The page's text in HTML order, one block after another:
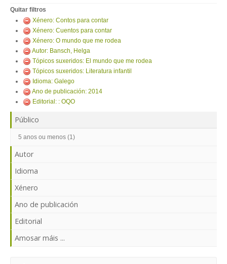
Quitar filtros
Xénero: Contos para contar
Xénero: Cuentos para contar
Xénero: O mundo que me rodea
Autor: Bansch, Helga
Tópicos suxeridos: El mundo que me rodea
Tópicos suxeridos: Literatura infantil
Idioma: Galego
Ano de publicación: 2014
Editorial: : OQO
Público
5 anos ou menos (1)
Autor
Idioma
Xénero
Ano de publicación
Editorial
Amosar máis ...